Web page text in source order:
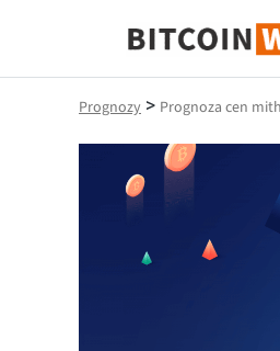
Mądrość Bitcoina
Prognozy > Prognoza cen